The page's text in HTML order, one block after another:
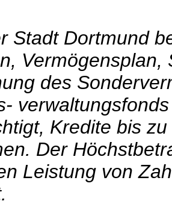
Stadt Dortmund
des
Kredite bis
Der
Leistung von